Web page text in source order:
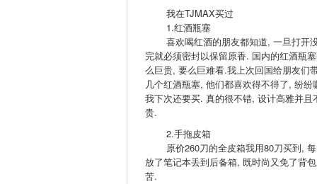
我在TJMAX买过
1.红酒瓶塞
喜欢喝红酒的朋友都知道, 一旦打开
完就必须密封以保留原香. 国内的红酒瓶
么巨贵, 要么巨难看.我上次回国给朋友们
几个红酒瓶塞, 他们都喜欢得不得了, 纷纷
我下次还要买. 真的很不错, 设计高雅并且
贵.
2.手拖皮箱
原价260刀的全皮箱我用80刀买到,
放了笔记本丢到后备箱, 既时尚又免了背
苦.